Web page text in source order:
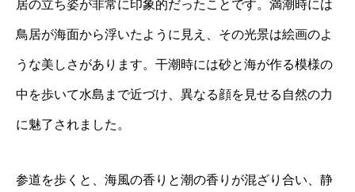
居の立ち姿が非常に印象的だったことです。満潮時には
鳥居が海面から浮いたように見え、その光景は絵画のよ
うな美しさがあります。干潮時には砂と海が作る模様の
中を歩いて水島まで近づけ、異なる顔を見せる自然の力
に魅了されました。
参道を歩くと、海風の香りと潮の香りが混ざり合い、静